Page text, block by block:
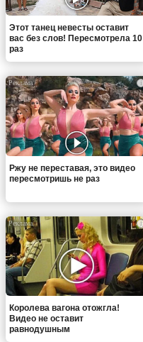
Этот танец невесты оставит
вас без слов! Пересмотрела 10
раз
i
Ржу не переставая, это видео
пересмотришь не раз
i
Королева вагона отожгла!
Видео не оставит
равнодушным